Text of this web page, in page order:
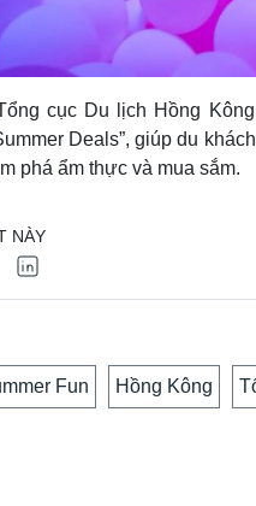
cục Du lịch Hồng
Deals”, giúp du
phá ẩm thực và mua sắm.
NÀY
Fun Hồng Kông